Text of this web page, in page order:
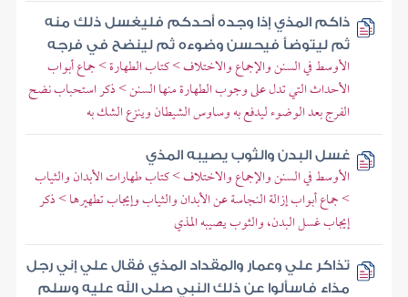
ذاكم المذي إذا وجده أحدكم فليغسل ذلك منه
ثم ليتوضأ فيحسن وضوءه ثم لينضح في فرجه
الأوسط في السنن والإجماع والاختلاف > كتاب الطهارة > جماع أبواب
الأحداث التي تدل على وجوب الطهارة منها السنن > ذكر استحباب نضح
الفرج بعد الوضوء ليدفع به وساوس الشيطان وينزع الشك به
غسل البدن والثوب يصيبه المذي
الأوسط في السنن والإجماع والاختلاف > كتاب طهارات الأبدان والثياب
> جماع أبواب إزالة النجاسة عن الأبدان والثياب وإيجاب تطهيرها > ذكر
إيجاب غسل البدن، والثوب يصيبه المذي
تذاكر علي وعمار والمقداد المذي فقال علي إني رجل
مذاء فاسألوا عن ذلك النبي صلى الله عليه وسلم